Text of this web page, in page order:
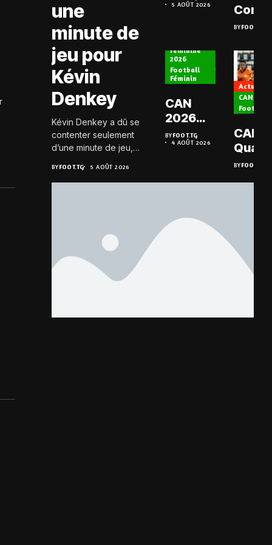
une
minute de
jeu pour
Kévin
Denkey
Kévin Denkey a dû se
contenter seulement
d’une minute de jeu,
League Cup, face au
club mexicain du FC
BYFOOT.TG 5 AOÛT 2026
Côte
l’Afrique
du Sud
en
quarts
5 AOÛT 2026
2026
ciel
BYFOOT.TG
Féminine
2026
Football
Féminin
CAN
2026
(F): Les
quarts
BYFOOT.TG
4 AOÛT 2026
Actualité
CAN
Football
CAN
BYFOOT.TG